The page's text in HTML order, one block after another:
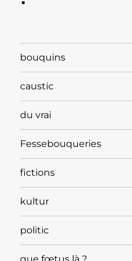
bouquins
caustic
du vrai
Fessebouqueries
fictions
kultur
politic